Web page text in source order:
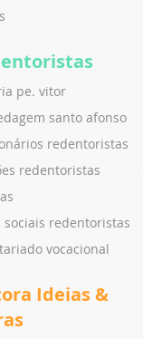
pe. vitor
santo afonso
redentoristas
redentoristas
sociais redentoristas
vocacional
Ideias &